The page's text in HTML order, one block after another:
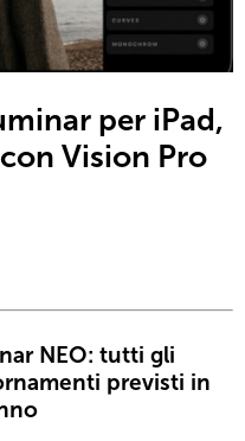
per iPad,
Vision Pro
NEO: tutti gli
previsti in